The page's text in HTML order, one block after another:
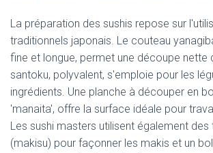
La préparation des sushis repose sur
traditionnels japonais. Le couteau
fine et longue, permet une découpe nette
santoku, polyvalent, s'emploie pour les
ingrédients. Une planche à découper en
'manaita', offre la surface idéale pour
Les sushi masters utilisent également
(makisu) pour façonner les makis et un